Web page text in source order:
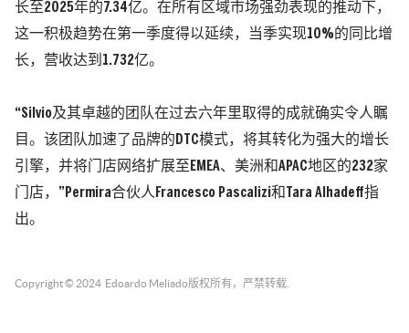
长至2025年的7.34亿。在所有区域市场强劲表现的推动下，
这一积极趋势在第一季度得以延续，当季实现10%的同比增
长，营收达到1.732亿。
“Silvio及其卓越的团队在过去六年里取得的成就确实令人瞩
目。该团队加速了品牌的DTC模式，将其转化为强大的增长
引擎，并将门店网络扩展至EMEA、美洲和APAC地区的232家
门店，”Permira合伙人Francesco Pascalizi和Tara Alhadeff指
出。
Copyright © 2024 Edoardo Meliado 版权所有，严禁转载.